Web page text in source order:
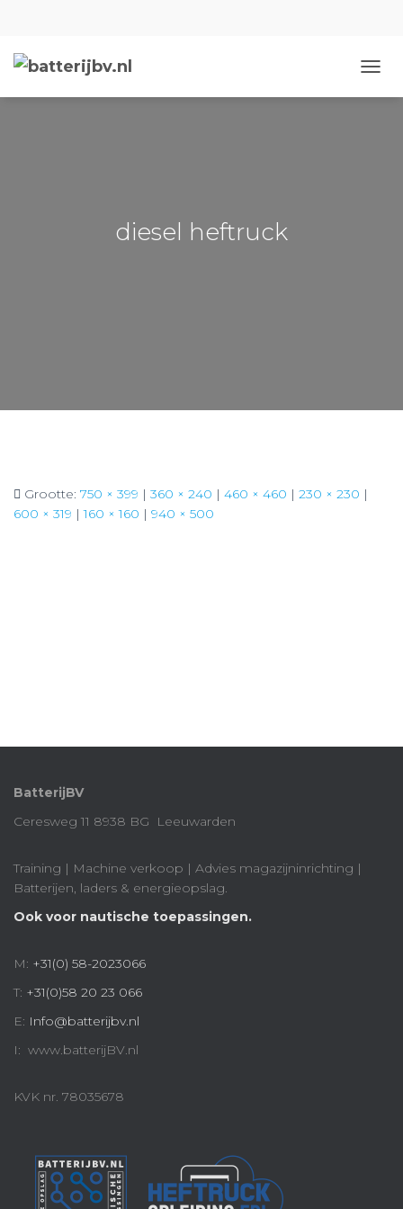
diesel heftruck
Grootte: 750 × 399 | 360 × 240 | 460 × 460 | 230 × 230 |
600 × 319 | 160 × 160 | 940 × 500
BatterijBV
Ceresweg 11 8938 BG Leeuwarden
Training | Machine verkoop | Advies magazijninrichting |
Batterijen, laders & energieopslag.
Ook voor nautische toepassingen.
M: +31(0) 58-2023066
T: +31(0)58 20 23 066
E: Info@batterijbv.nl
I: www.batterijBV.nl
KVK nr. 78035678